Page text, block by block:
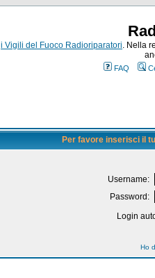
i Vigili del Fuoco Radioriparatori. Nella
FAQ
Per favore inserisci il
Username:
Password:
Login
Ho